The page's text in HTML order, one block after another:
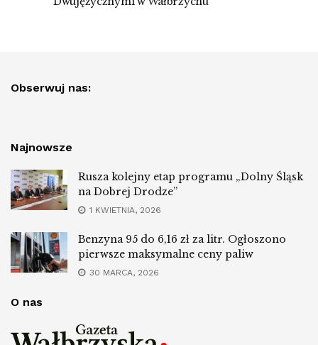
Obserwuj nas:
Najnowsze
Rusza kolejny etap programu „Dolny Śląsk
na Dobrej Drodze”
1 KWIETNIA, 2026
Benzyna 95 do 6,16 zł za litr. Ogłoszono
pierwsze maksymalne ceny paliw
30 MARCA, 2026
O nas